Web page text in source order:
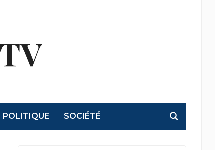
POLITIQUE SOCIÉTÉ